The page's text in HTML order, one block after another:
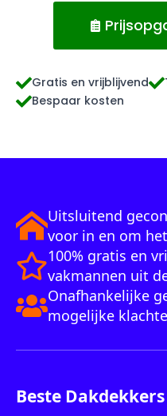
Gratis en vrijblijvend
Bespaar kosten
Uitsluitend
voor in en om
100% gratis en
vakmannen uit
Onafhankelijke
mogelijke
Beste Dakdekkers